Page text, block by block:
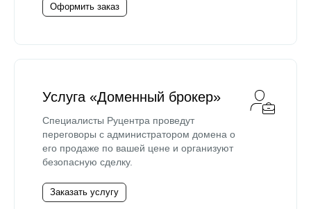
Оформить заказ
Услуга «Доменный брокер»
Специалисты Руцентра проведут
переговоры с администратором домена о
его продаже по вашей цене и организуют
безопасную сделку.
Заказать услугу